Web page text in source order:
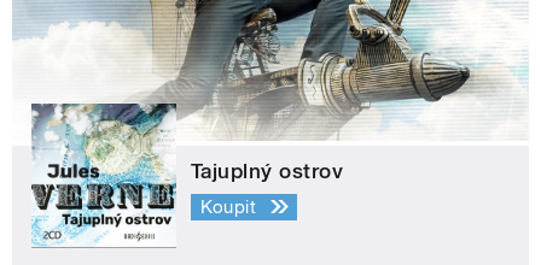
Tajuplný ostrov
Koupit